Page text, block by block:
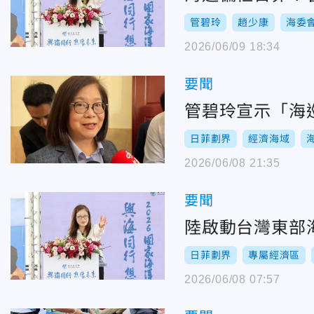
管碧玲 趙少康 海委
2026/06/09 18:34
要聞
管碧玲宣示「
日菲劃界 經濟海域
2026/06/08 21:35
要聞
陸啟動台灣東
日菲劃界 專屬經濟區
2026/06/08 07:57